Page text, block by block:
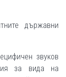
държавни
звуков
за вида на